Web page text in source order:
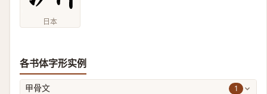
日本
各书体字形实例
甲骨文 1